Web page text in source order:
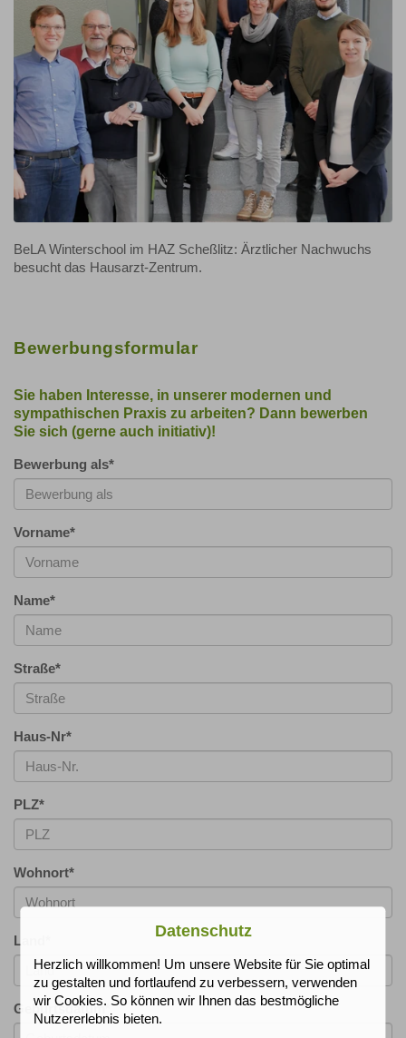
BeLA Winterschool im HAZ Scheßlitz: Ärztlicher Nachwuchs
besucht das Hausarzt-Zentrum.
Bewerbungsformular
Sie haben Interesse, in unserer modernen und
sympathischen Praxis zu arbeiten? Dann bewerben
Sie sich (gerne auch initiativ)!
Bewerbung als*
Vorname*
Name*
Straße*
Haus-Nr*
PLZ*
Wohnort*
Land
Geburtsdatum*
Datenschutz
Herzlich willkommen! Um unsere Website für Sie optimal
zu gestalten und fortlaufend zu verbessern, verwenden
wir Cookies. So können wir Ihnen das bestmögliche
Nutzererlebnis bieten.